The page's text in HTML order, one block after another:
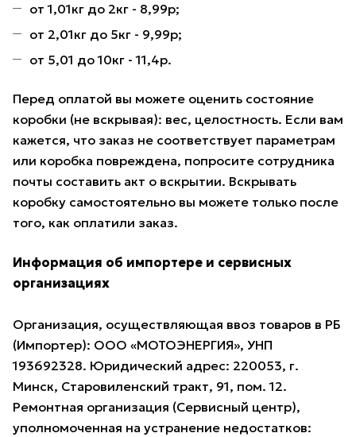
от 1,01кг до 2кг - 8,99р;
от 2,01кг до 5кг - 9,99р;
от 5,01 до 10кг - 11,4р.
Перед оплатой вы можете оценить состояние
коробки (не вскрывая): вес, целостность. Если вам
кажется, что заказ не соответствует параметрам
или коробка повреждена, попросите сотрудника
почты составить акт о вскрытии. Вскрывать
коробку самостоятельно вы можете только после
того, как оплатили заказ.
Информация об импортере и сервисных
организациях
Организация, осуществляющая ввоз товаров в РБ
(Импортер): ООО «МОТОЭНЕРГИЯ», УНП
193692328. Юридический адрес: 220053, г.
Минск, Старовиленский тракт, 91, пом. 12.
Ремонтная организация (Сервисный центр),
уполномоченная на устранение недостатков: